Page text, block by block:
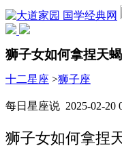
国学经典网
狮子女如何拿捏天
十二星座 >狮子座
每日星座说 2025-02-20
狮子女如何拿捏